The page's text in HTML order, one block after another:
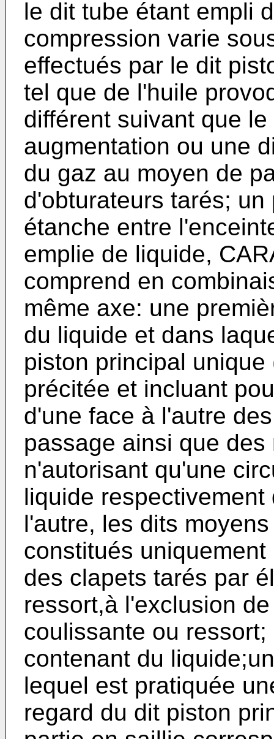
le dit tube étant empli
compression varie
effectués par le dit
tel que de l'huile
différent suivant que
augmentation ou une
du gaz au moyen de
d'obturateurs tarés;
étanche entre
emplie de liquide,
comprend en
même axe: une
du liquide et dans
piston principal
précitée et incluant
d'une face à l'autre
passage ainsi que
n'autorisant qu'une
liquide
l'autre, les dits
constitués
des clapets tarés par
ressort,à l'exclusion
coulissante ou
contenant du
lequel est pratiquée
regard du dit piston